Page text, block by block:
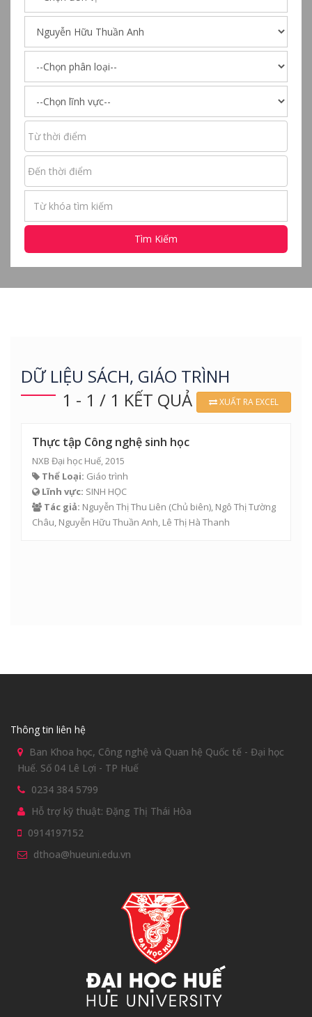
Tìm Kiếm
DỮ LIỆU SÁCH, GIÁO TRÌNH
1 - 1 / 1 KẾT QUẢ
XUẤT RA EXCEL
Thực tập Công nghệ sinh học
NXB Đại học Huế, 2015
Thể Loại: Giáo trình
Lĩnh vực: SINH HỌC
Tác giả: Nguyễn Thị Thu Liên (Chủ biên), Ngô Thị Tường
Châu, Nguyễn Hữu Thuần Anh, Lê Thị Hà Thanh
Thông tin liên hệ
Ban Khoa học, Công nghệ và Quan hệ Quốc tế - Đại học
Huế. Số 04 Lê Lợi - TP Huế
0234 384 5799
Hỗ trợ kỹ thuật: Đặng Thị Thái Hòa
0914197152
dthoa@hueuni.edu.vn